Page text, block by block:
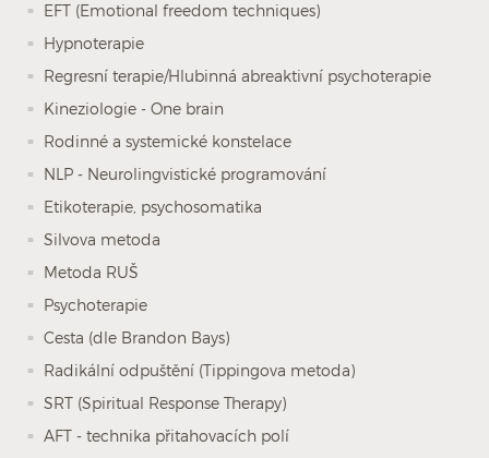
EFT (Emotional freedom techniques)
Hypnoterapie
Regresní terapie/Hlubinná abreaktivní psychoterapie
Kineziologie - One brain
Rodinné a systemické konstelace
NLP - Neurolingvistické programování
Etikoterapie, psychosomatika
Silvova metoda
Metoda RUŠ
Psychoterapie
Cesta (dle Brandon Bays)
Radikální odpuštění (Tippingova metoda)
SRT (Spiritual Response Therapy)
AFT - technika přitahovacích polí